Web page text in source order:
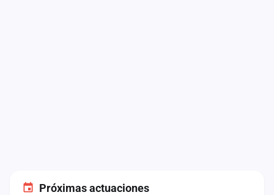
Próximas actuaciones